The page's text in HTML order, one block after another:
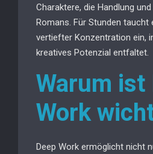
Charaktere, die Handlung
Romans. Für Stunden taucht
vertiefter Konzentration ein,
kreatives Potenzial entfaltet.
Warum ist
Work
Deep Work ermöglicht nicht